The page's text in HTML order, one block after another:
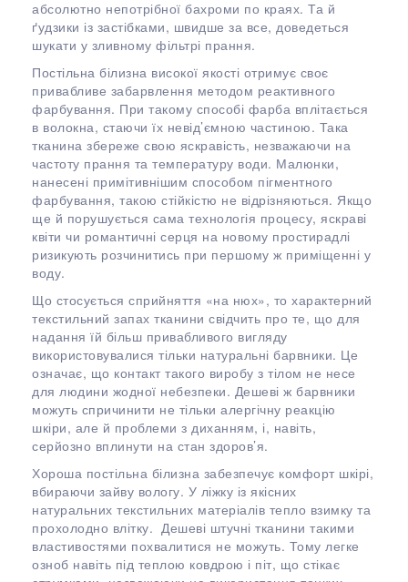
абсолютно непотрібної бахроми по краях. Та й
ґудзики із застібками, швидше за все, доведеться
шукати у зливному фільтрі прання.
Постільна білизна високої якості отримує своє
привабливе забарвлення методом реактивного
фарбування. При такому способі фарба вплітається
в волокна, стаючи їх невід’ємною частиною. Така
тканина збереже свою яскравість, незважаючи на
частоту прання та температуру води. Малюнки,
нанесені примітивнішим способом пігментного
фарбування, такою стійкістю не відрізняються. Якщо
ще й порушується сама технологія процесу, яскраві
квіти чи романтичні серця на новому простирадлі
ризикують розчинитись при першому ж приміщенні у
воду.
Що стосується сприйняття «на нюх», то характерний
текстильний запах тканини свідчить про те, що для
надання їй більш привабливого вигляду
використовувалися тільки натуральні барвники. Це
означає, що контакт такого виробу з тілом не несе
для людини жодної небезпеки. Дешеві ж барвники
можуть спричинити не тільки алергічну реакцію
шкіри, але й проблеми з диханням, і, навіть,
серйозно вплинути на стан здоров’я.
Хороша постільна білизна забезпечує комфорт шкірі,
вбираючи зайву вологу. У ліжку із якісних
натуральних текстильних матеріалів тепло взимку та
прохолодно влітку. Дешеві штучні тканини такими
властивостями похвалитися не можуть. Тому легке
озноб навіть під теплою ковдрою і піт, що стікає